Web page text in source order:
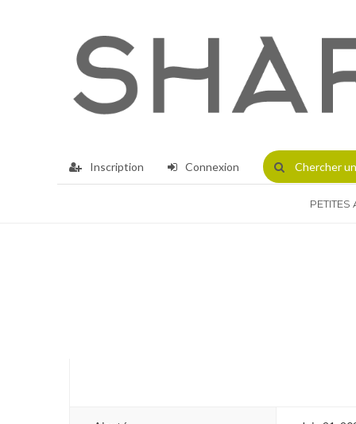
Inscription Connexion Chercher